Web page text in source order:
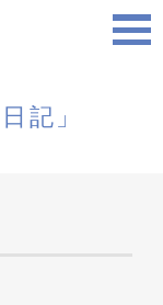
記」